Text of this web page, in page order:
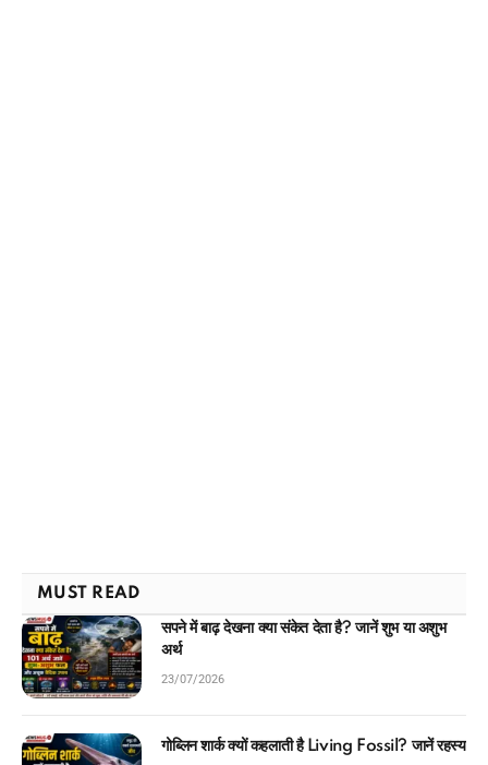
MUST READ
सपने में बाढ़ देखना क्या संकेत देता है? जानें शुभ या अशुभ
अर्थ
23/07/2026
गोब्लिन शार्क क्यों कहलाती है Living Fossil? जानें रहस्य